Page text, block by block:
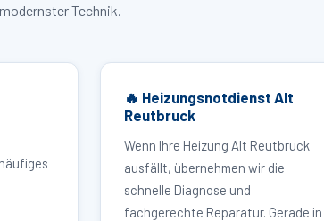
Technik.
🔥 Heizungsnotdienst Alt
Reutbruck
Wenn Ihre Heizung Alt Reutbruck
ausfällt, übernehmen wir die
schnelle Diagnose und
fachgerechte Reparatur. Gerade in